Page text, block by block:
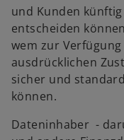
und Kunden
entscheiden
wem zur
ausdrücklichen
sicher und
können.
Dateninhaber -